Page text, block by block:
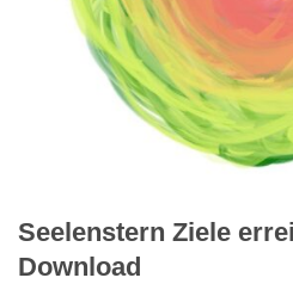
Seelenstern Ziele
Download